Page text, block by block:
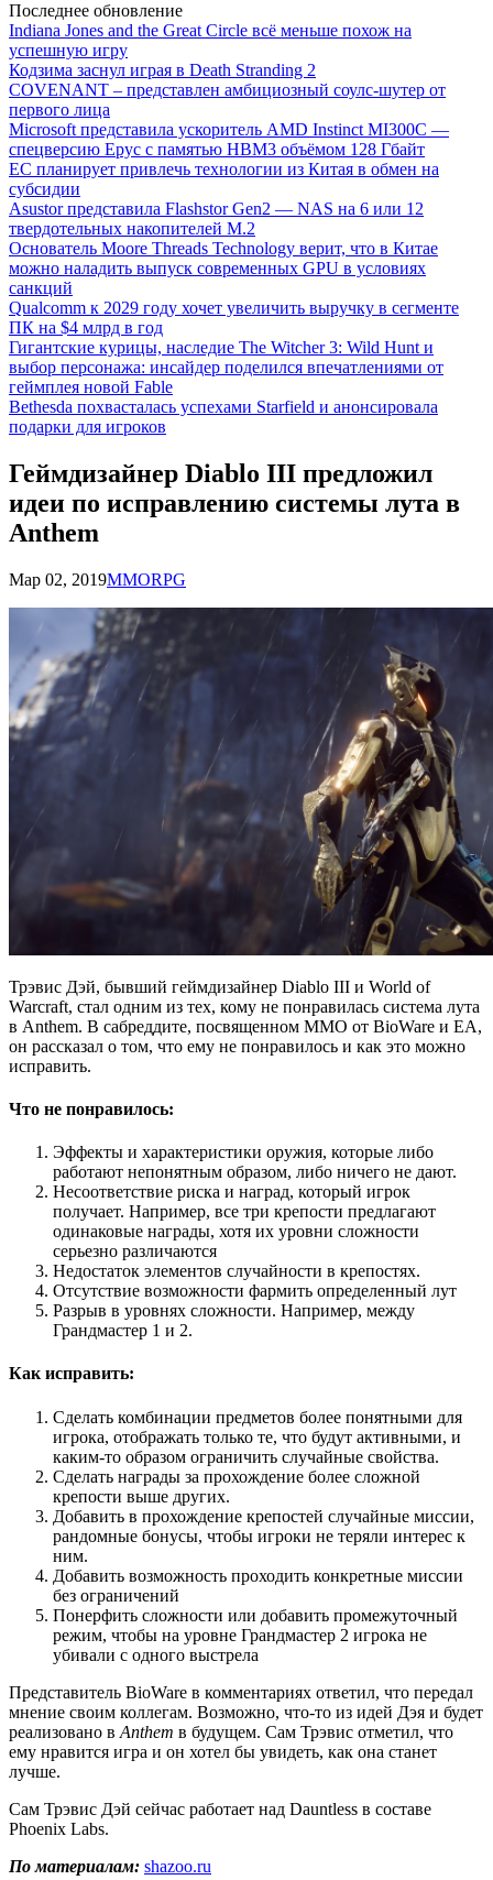
Последнее обновление
Indiana Jones and the Great Circle всё меньше похож на
успешную игру
Кодзима заснул играя в Death Stranding 2
COVENANT – представлен амбициозный соулс-шутер от
первого лица
Microsoft представила ускоритель AMD Instinct MI300C —
спецверсию Epyc с памятью HBM3 объёмом 128 Гбайт
ЕС планирует привлечь технологии из Китая в обмен на
субсидии
Asustor представила Flashstor Gen2 — NAS на 6 или 12
твердотельных накопителей M.2
Основатель Moore Threads Technology верит, что в Китае
можно наладить выпуск современных GPU в условиях
санкций
Qualcomm к 2029 году хочет увеличить выручку в сегменте
ПК на $4 млрд в год
Гигантские курицы, наследие The Witcher 3: Wild Hunt и
выбор персонажа: инсайдер поделился впечатлениями от
геймплея новой Fable
Bethesda похвасталась успехами Starfield и анонсировала
подарки для игроков
Геймдизайнер Diablo III предложил
идеи по исправлению системы лута в
Anthem
Мар 02, 2019MMORPG
Трэвис Дэй, бывший геймдизайнер Diablo III и World of
Warcraft, стал одним из тех, кому не понравилась система лута
в Anthem. В сабреддите, посвященном MMO от BioWare и EA,
он рассказал о том, что ему не понравилось и как это можно
исправить.
Что не понравилось:
Эффекты и характеристики оружия, которые либо
работают непонятным образом, либо ничего не дают.
Несоответствие риска и наград, который игрок
получает. Например, все три крепости предлагают
одинаковые награды, хотя их уровни сложности
серьезно различаются
Недостаток элементов случайности в крепостях.
Отсутствие возможности фармить определенный лут
Разрыв в уровнях сложности. Например, между
Грандмастер 1 и 2.
Как исправить:
Сделать комбинации предметов более понятными для
игрока, отображать только те, что будут активными, и
каким-то образом ограничить случайные свойства.
Сделать награды за прохождение более сложной
крепости выше других.
Добавить в прохождение крепостей случайные миссии,
рандомные бонусы, чтобы игроки не теряли интерес к
ним.
Добавить возможность проходить конкретные миссии
без ограничений
Понерфить сложности или добавить промежуточный
режим, чтобы на уровне Грандмастер 2 игрока не
убивали с одного выстрела
Представитель BioWare в комментариях ответил, что передал
мнение своим коллегам. Возможно, что-то из идей Дэя и будет
реализовано в Anthem в будущем. Сам Трэвис отметил, что
ему нравится игра и он хотел бы увидеть, как она станет
лучше.
Сам Трэвис Дэй сейчас работает над Dauntless в составе
Phoenix Labs.
По материалам: shazoo.ru